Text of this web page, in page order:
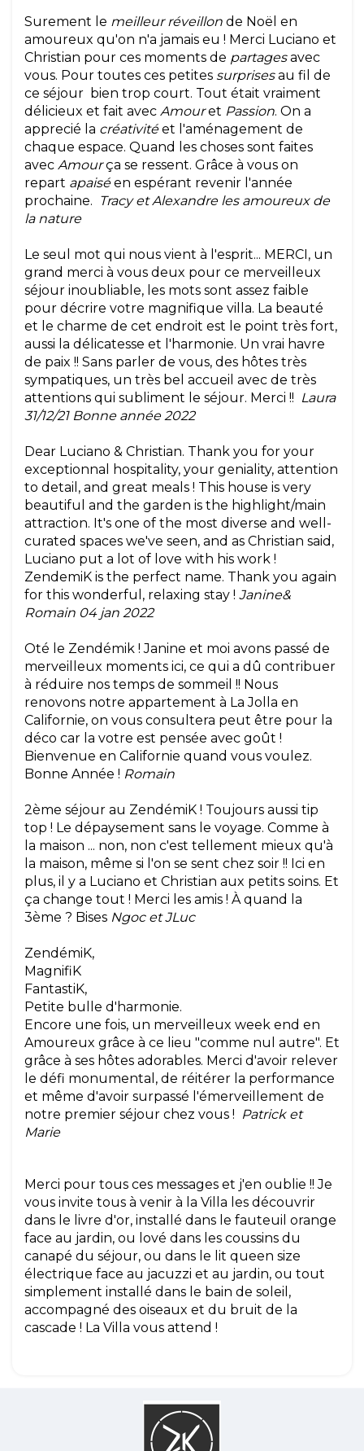
Surement le meilleur réveillon de Noël en
amoureux qu'on n'a jamais eu ! Merci Luciano et
Christian pour ces moments de partagesavec
vous. Pour toutes ces petites surprisesau fil de
ce séjour bien trop court. Tout était vraiment
délicieux et fait avec Amouret Passion. On a
apprecié la créativitéet l'aménagement de
chaque espace. Quand les choses sont faites
avec Amourça se ressent. Grâce à vous on
repart apaiséen espérant revenir l'année
prochaine. Tracy et Alexandre les amoureux de
la nature
Le seul mot qui nous vient à l'esprit... MERCI, un
grand merci à vous deux pour ce merveilleux
séjour inoubliable, les mots sont assez faible
pour décrire votre magnifique villa. La beauté
et le charme de cet endroit est le point très fort,
aussi la délicatesse et l'harmonie. Un vrai havre
de paix !! Sans parler de vous, des hôtes très
sympatiques, un très bel accueil avec de très
attentions qui subliment le séjour. Merci !! Laura
31/12/21 Bonne année 2022
Dear Luciano & Christian. Thank you for your
exceptionnal hospitality, your geniality, attention
to detail, and great meals ! This house is very
beautiful and the garden is the highlight/main
attraction. It's one of the most diverse and well-
curated spaces we've seen, and as Christian said,
Luciano put a lot of love with his work !
ZendemiK is the perfect name. Thank you again
for this wonderful, relaxing stay ! Janine&
Romain 04 jan 2022
Oté le Zendémik ! Janine et moi avons passé de
merveilleux moments ici, ce qui a dû contribuer
à réduire nos temps de sommeil !! Nous
renovons notre appartement à La Jolla en
Californie, on vous consultera peut être pour la
déco car la votre est pensée avec goût !
Bienvenue en Californie quand vous voulez.
Bonne Année ! Romain
2ème séjour au ZendémiK ! Toujours aussi tip
top ! Le dépaysement sans le voyage. Comme à
la maison ... non, non c'est tellement mieux qu'à
la maison, même si l'on se sent chez soir !! Ici en
plus, il y a Luciano et Christian aux petits soins. Et
ça change tout ! Merci les amis ! À quand la
3ème ? Bises Ngoc et JLuc
ZendémiK,
MagnifiK
FantastiK,
Petite bulle d'harmonie.
Encore une fois, un merveilleux week end en
Amoureux grâce à ce lieu "comme nul autre". Et
grâce à ses hôtes adorables. Merci d'avoir relever
le défi monumental, de réitérer la performance
et même d'avoir surpassé l'émerveillement de
notre premier séjour chez vous ! Patrick et
Marie
Merci pour tous ces messages et j'en oublie !! Je
vous invite tous à venir à la Villa les découvrir
dans le livre d'or, installé dans le fauteuil orange
face au jardin, ou lové dans les coussins du
canapé du séjour, ou dans le lit queen size
électrique face au jacuzzi et au jardin, ou tout
simplement installé dans le bain de soleil,
accompagné des oiseaux et du bruit de la
cascade ! La Villa vous attend !